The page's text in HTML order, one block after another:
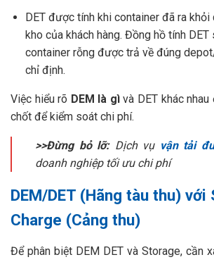
DET được tính khi container đã ra
kho của khách hàng. Đồng hồ tính
container rỗng được trả về đúng
chỉ định.
Việc hiểu rõ DEM là gìvà DET khác
chốt để kiểm soát chi phí.
>>Đừng bỏ lỡ:Dịch vụ vận tải
doanh nghiệp tối ưu chi phí
DEM/DET (Hãng tàu thu) với
Charge (Cảng thu)
Để phân biệt DEM DET và Storage, cần